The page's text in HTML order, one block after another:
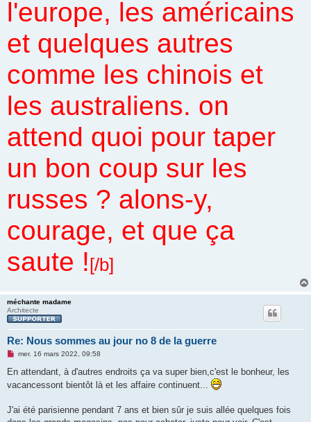
l'europe, les américains
et quelques autres
comme les chinois et
les australiens. on
attend quoi pour taper
un bon coup sur les
russes ? alons-y,
courage, et que ça
saute ![/b]
méchante madame
Architecte
Re: Nous sommes au jour no 8 de la guerre
M
s
a
n
o
mer. 16 mars 2022, 09:58
En attendant, à d'autres endroits ça va super bien,c'est le bonheur, les
vacancessont bientôt là et les affaire continuent...
J'ai été parisienne pendant 7 ans et bien sûr je suis allée quelques fois